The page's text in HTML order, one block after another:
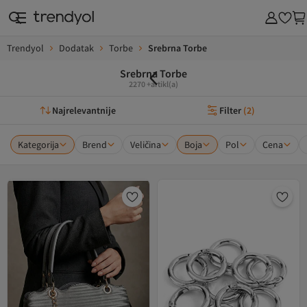
Trendyol Dodatak Torbe Srebrna Torbe
Srebrna Torbe
2270 +artikl(a)
Najrelevantnije Filter (2)
Kategorija Brend Veličina Boja Pol Cena